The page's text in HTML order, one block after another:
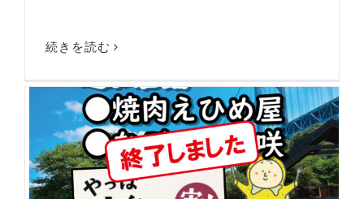
続きを読む